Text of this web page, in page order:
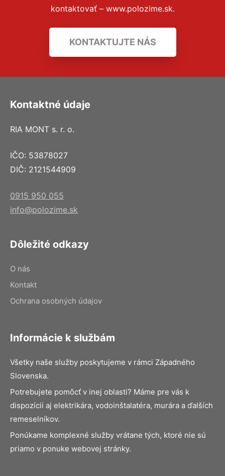
kontaktovať – www.polozime.sk.
KONTAKTUJTE NÁS
Kontaktné údaje
RIA MONT s. r. o.
IČO: 53878027
DIČ: 2121544909
0915 950 055
info@polozime.sk
Dôležité odkazy
O nás
Kontakt
Ochrana osobných údajov
Informácie k službám
Všetky naše služby poskytujeme v rámci Západného
Slovenska.
Potrebujete pomôcť v inej oblasti? Máme pre vás k
dispozícii aj elektrikára, vodoinštalatéra, murára a ďalších
remeselníkov.
Ponúkame komplexné služby vrátane tých, ktoré nie sú
priamo v ponuke webovej stránky.